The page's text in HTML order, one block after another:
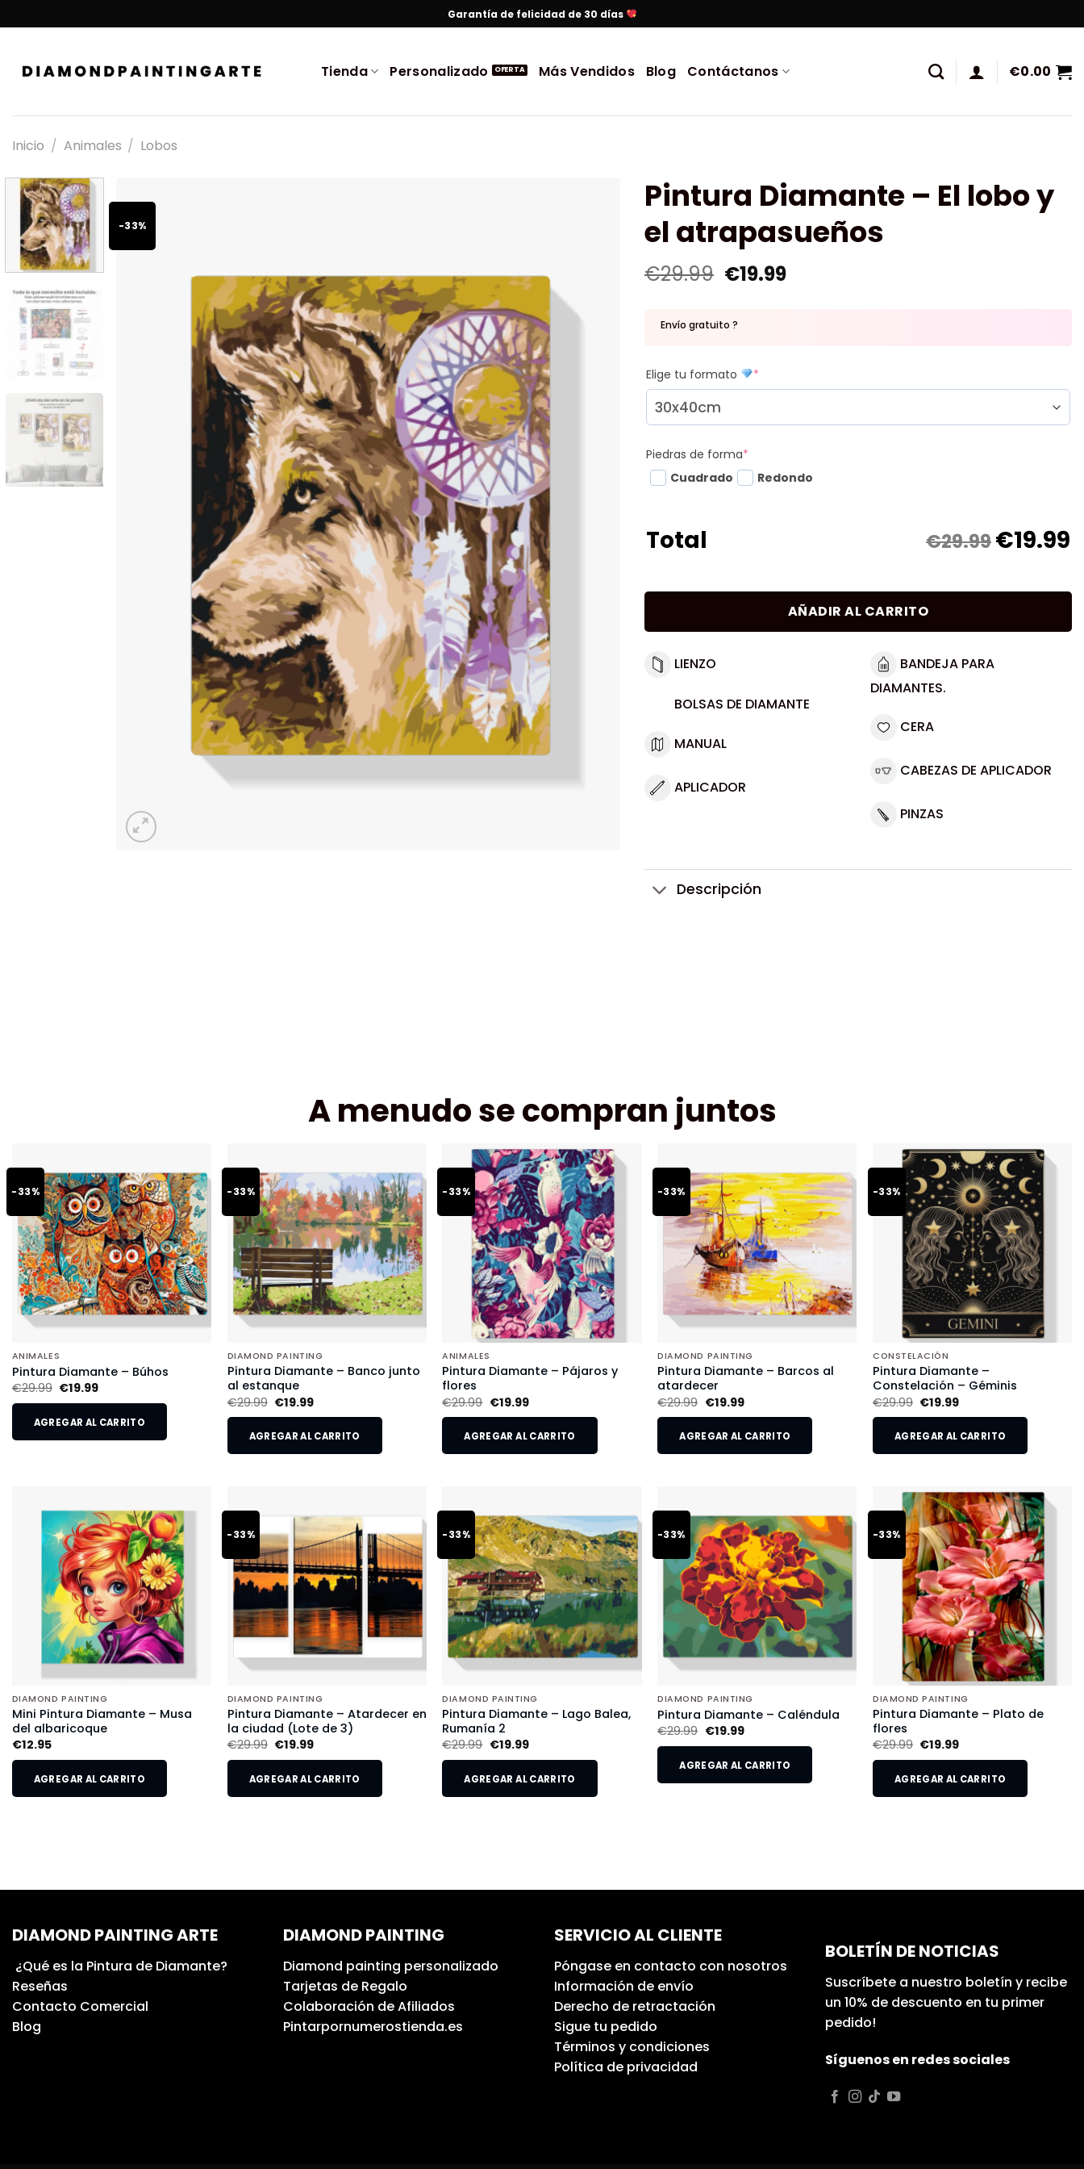
Garantía de felicidad de 30 días
Tienda Personalizado Más Vendidos Blog Contáctanos €0.00
Inicio / Animales / Lobos
-33%
Pintura Diamante – El lobo y
el atrapasueños
€29.99 €19.99
Envío gratuito ?
Elige tu formato *
Piedras de forma*
Cuadrado
Redondo
Total €29.99€19.99
AÑADIR AL CARRITO
LIENZO
BOLSAS DE DIAMANTE
MANUAL
APLICADOR
BANDEJA PARA
DIAMANTES.
CERA
CABEZAS DE APLICADOR
PINZAS
Descripción
A menudo se compran juntos
-33%
ANIMALES
Pintura Diamante – Búhos
€29.99 €19.99
AGREGAR AL CARRITO
-33%
DIAMOND PAINTING
Pintura Diamante – Banco junto
al estanque
€29.99 €19.99
AGREGAR AL CARRITO
-33%
ANIMALES
Pintura Diamante – Pájaros y
flores
€29.99 €19.99
AGREGAR AL CARRITO
-33%
DIAMOND PAINTING
Pintura Diamante – Barcos al
atardecer
€29.99 €19.99
AGREGAR AL CARRITO
-33%
CONSTELACIÓN
Pintura Diamante –
Constelación – Géminis
€29.99 €19.99
AGREGAR AL CARRITO
DIAMOND PAINTING
Mini Pintura Diamante – Musa
del albaricoque
€12.95
AGREGAR AL CARRITO
-33%
DIAMOND PAINTING
Pintura Diamante – Atardecer en
la ciudad (Lote de 3)
€29.99 €19.99
AGREGAR AL CARRITO
-33%
DIAMOND PAINTING
Pintura Diamante – Lago Balea,
Rumanía 2
€29.99 €19.99
AGREGAR AL CARRITO
-33%
DIAMOND PAINTING
Pintura Diamante – Caléndula
€29.99 €19.99
AGREGAR AL CARRITO
-33%
DIAMOND PAINTING
Pintura Diamante – Plato de
flores
€29.99 €19.99
AGREGAR AL CARRITO
DIAMOND PAINTING ARTE
¿Qué es la Pintura de Diamante?
Reseñas
Contacto Comercial
Blog
DIAMOND PAINTING
Diamond painting personalizado
Tarjetas de Regalo
Colaboración de Afiliados
Pintarpornumerostienda.es
SERVICIO AL CLIENTE
Póngase en contacto con nosotros
Información de envío
Derecho de retractación
Sigue tu pedido
Términos y condiciones
Política de privacidad
BOLETÍN DE NOTICIAS
Suscríbete a nuestro boletín y recibe
un 10% de descuento en tu primer
pedido!
Síguenos en redes sociales